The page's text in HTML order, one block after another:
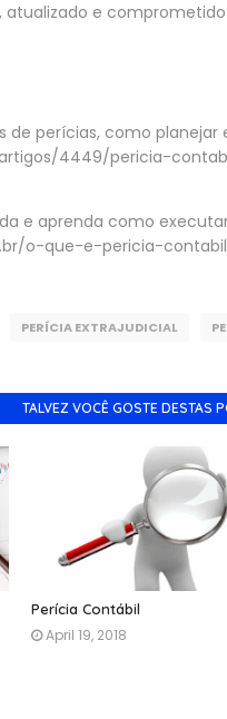
atualizado e
de perícias, como planejar
4449/pericia-
e aprenda como
o-que-e-pericia-
PERÍCIA EXTRAJUDICIAL
TALVEZ VOCÊ GOSTE DESTAS
Perícia Contábil
April 19, 2018